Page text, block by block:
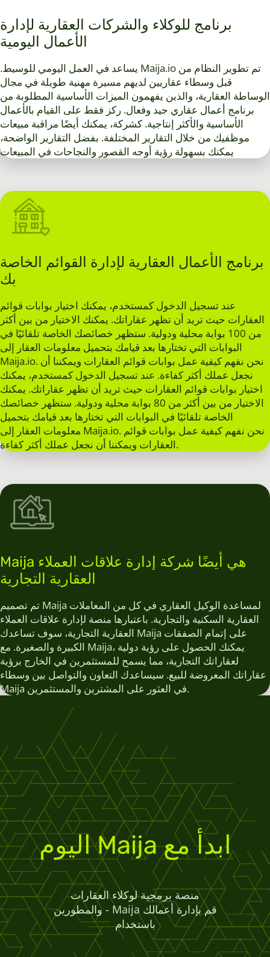
برنامج للوكلاء والشركات العقارية لإدارة
الأعمال اليومية
.يساعد في العمل اليومي للوسيط Maija.io تم تطوير النظام من
قبل وسطاء عقاريين لديهم مسيرة مهنية طويلة في مجال
الوساطة العقارية، والذين يفهمون الميزات الأساسية المطلوبة من
برنامج أعمال عقاري جيد وفعال. ركز فقط على القيام بالأعمال
الأساسية والأكثر إنتاجية. كشركة، يمكنك أيضًا مراقبة مبيعات
موظفيك من خلال التقارير المختلفة. بفضل التقارير الواضحة،
يمكنك بسهولة رؤية أوجه القصور والنجاحات في المبيعات
برنامج الأعمال العقارية لإدارة القوائم الخاصة
بك
عند تسجيل الدخول كمستخدم، يمكنك اختيار بوابات قوائم
العقارات حيث تريد أن تظهر عقاراتك. يمكنك الاختيار من بين أكثر
من 100 بوابة محلية ودولية. ستظهر خصائصك الخاصة تلقائيًا في
البوابات التي تختارها بعد قيامك بتحميل معلومات العقار إلى
Maija.io. نحن نفهم كيفية عمل بوابات قوائم العقارات ويمكننا أن
نجعل عملك أكثر كفاءة. عند تسجيل الدخول كمستخدم، يمكنك
اختيار بوابات قوائم العقارات حيث تريد أن تظهر عقاراتك. يمكنك
الاختيار من بين أكثر من 80 بوابة محلية ودولية. ستظهر خصائصك
الخاصة تلقائيًا في البوابات التي تختارها بعد قيامك بتحميل
معلومات العقار إلى Maija.io. نحن نفهم كيفية عمل بوابات قوائم
العقارات ويمكننا أن نجعل عملك أكثر كفاءة.
Maija هي أيضًا شركة إدارة علاقات العملاء
العقارية التجارية
تم تصميم Maija لمساعدة الوكيل العقاري في كل من المعاملات
العقارية السكنية والتجارية. باعتبارها منصة لإدارة علاقات العملاء
العقارية التجارية، سوف تساعدك Maija على إتمام الصفقات
الكبيرة والصغيرة. مع Maija، يمكنك الحصول على رؤية دولية
لعقاراتك التجارية، مما يسمح للمستثمرين في الخارج برؤية
عقاراتك المعروضة للبيع. سيساعدك التعاون والتواصل بين وسطاء
Maija في العثور على المشترين والمستثمرين.
اليوم Maija ابدأ مع
منصة برمجية لوكلاء العقارات
والمطورين - Maija قم بإدارة أعمالك
باستخدام